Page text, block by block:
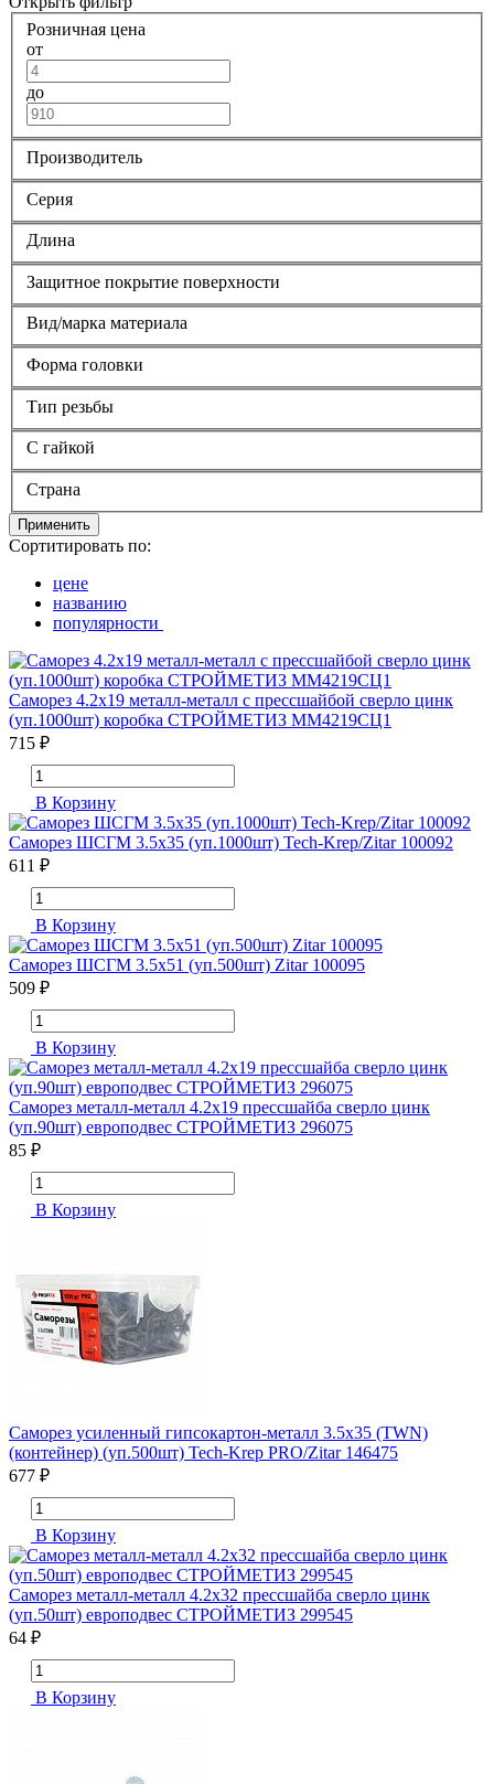
Розничная цена
от
до
Производитель
Серия
Длина
Защитное покрытие поверхности
Вид/марка материала
Форма головки
Тип резьбы
С гайкой
Страна
Применить
Сортитировать по:
цене
названию
популярности
Саморез 4.2х19 металл-металл с прессшайбой сверло цинк
(уп.1000шт) коробка СТРОЙМЕТИЗ ММ4219СЦ1
715 ₽
В Корзину
Саморез ШСГМ 3.5х35 (уп.1000шт) Tech-Krep/Zitar 100092
611 ₽
В Корзину
Саморез ШСГМ 3.5х51 (уп.500шт) Zitar 100095
509 ₽
В Корзину
Саморез металл-металл 4.2х19 прессшайба сверло цинк
(уп.90шт) европодвес СТРОЙМЕТИЗ 296075
85 ₽
В Корзину
Саморез усиленный гипсокартон-металл 3.5х35 (TWN)
(контейнер) (уп.500шт) Tech-Krep PRO/Zitar 146475
677 ₽
В Корзину
Саморез металл-металл 4.2х32 прессшайба сверло цинк
(уп.50шт) европодвес СТРОЙМЕТИЗ 299545
64 ₽
В Корзину